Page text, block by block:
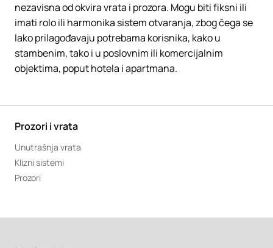
nezavisna od okvira vrata i prozora. Mogu biti fiksni ili
imati rolo ili harmonika sistem otvaranja, zbog čega se
lako prilagođavaju potrebama korisnika, kako u
stambenim, tako i u poslovnim ili komercijalnim
objektima, poput hotela i apartmana.
Prozori i vrata
Unutrašnja vrata
Klizni sistemi
Prozori